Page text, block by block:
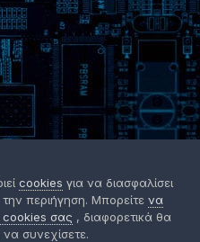
cookies για να διασφαλίσει
περιήγηση. Μπορείτε να
cookies σας , διαφορετικά θα
να συνεχίσετε.